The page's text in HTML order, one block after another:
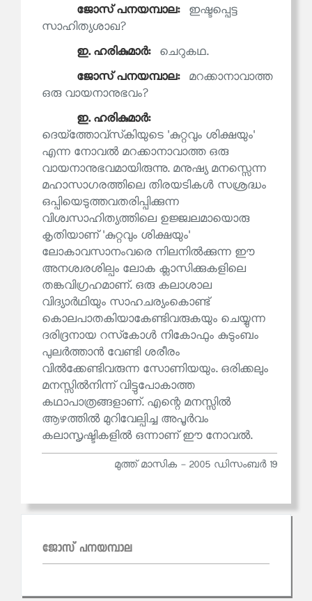
ജോസ് പനയമ്പാല:
ഇഷ്ടപ്പെട്ട
സാഹിത്യശാഖ?
ഇ. ഹരികുമാര്‍:
ചെറുകഥ.
ജോസ് പനയമ്പാല:
മറക്കാനാവാത്ത
ഒരു വായനാനുഭവം?
ഇ. ഹരികുമാര്‍:
ദെയ്‌ത്തോവ്‌സ്‌കിയുടെ 'കുറ്റവും ശിക്ഷയും'
എന്ന നോവൽ മറക്കാനാവാത്ത ഒരു
വായനാനുഭവമായിരുന്നു. മനുഷ്യ മനസ്സെന്ന
മഹാസാഗരത്തിലെ തിരയടികൾ സശ്രദ്ധം
ഒപ്പിയെടുത്തവതരിപ്പിക്കുന്ന
വിശ്വസാഹിത്യത്തിലെ ഉജ്ജ്വലമായൊരു
കൃതിയാണ് 'കുറ്റവും ശിക്ഷയും'
ലോകാവസാനംവരെ നിലനിൽക്കുന്ന ഈ
അനശ്വരശില്പം ലോക ക്ലാസിക്കുകളിലെ
തങ്കവിഗ്രഹമാണ്. ഒരു കലാശാല
വിദ്യാർഥിയും സാഹചര്യംകൊണ്ട്
കൊലപാതകിയാകേണ്ടിവരുകയും ചെയ്യുന്ന
ദരിദ്രനായ റസ്‌കോൾ നികോഫും കുടുംബം
പുലർത്താൻ വേണ്ടി ശരീരം
വിൽക്കേണ്ടിവരുന്ന സോണിയയും. ഒരിക്കലും
മനസ്സിൽനിന്ന് വിട്ടുപോകാത്ത
കഥാപാത്രങ്ങളാണ്. എന്റെ മനസ്സിൽ
ആഴത്തിൽ മുറിവേല്പിച്ച അപൂർവം
കലാസൃഷ്ടികളിൽ ഒന്നാണ് ഈ നോവൽ.
മുത്ത് മാസിക - 2005 ഡിസംബർ 19
ജോസ് പനയമ്പാല